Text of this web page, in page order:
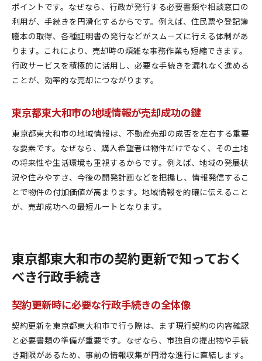
ポイントです。なぜなら、行政が発行する必要書類や相談窓口の
利用が、手続きを円滑化するからです。例えば、住民票や登記簿
謄本の取得、各種証明書の発行などがスムーズに行える体制があ
ります。これにより、売却時の煩雑な事務作業も短縮できます。
行政サービスを積極的に活用し、必要な手続きを漏れなく進める
ことが、効率的な売却につながります。
東京都東大和市の地域情報が売却成功の鍵
東京都東大和市の地域情報は、不動産売却の成否を左右する重要
な要素です。なぜなら、購入希望者は物件だけでなく、その土地
の将来性や生活環境も重視するからです。例えば、地域の発展状
況や住みやすさ、今後の開発計画などを把握し、情報発信するこ
とで物件の付加価値が高まります。地域情報を的確に伝えること
が、売却成功への最短ルートとなります。
東京都東大和市の契約更新で知っておく
べき行政手続き
契約更新時に必要な行政手続きの全体像
契約更新を東京都東大和市で行う際は、まず現行契約の内容確認
と必要書類の準備が重要です。なぜなら、市独自の提出物や手続
き期限があるため、事前の情報収集が円滑な進行に直結します。